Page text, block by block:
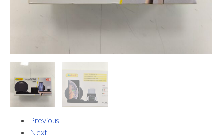
Previous
Next